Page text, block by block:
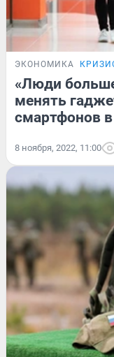
ЭКОНОМИКА
«Люди
менять
смартфонов в
8 ноября, 2022, 11:00